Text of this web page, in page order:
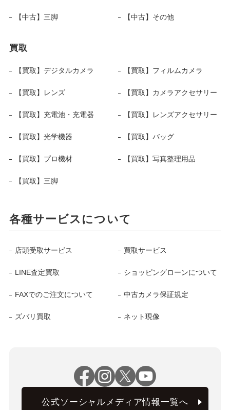
【中古】三脚 【中古】その他
買取
【買取】デジタルカメラ 【買取】フィルムカメラ
【買取】レンズ 【買取】カメラアクセサリー
【買取】充電池・充電器 【買取】レンズアクセサリー
【買取】光学機器 【買取】バッグ
【買取】プロ機材 【買取】写真整理用品
【買取】三脚
各種サービスについて
店頭受取サービス 買取サービス
LINE査定買取 ショッピングローンについて
FAXでのご注文について 中古カメラ保証規定
ズバリ買取 ネット現像
公式ソーシャルメディア情報一覧へ